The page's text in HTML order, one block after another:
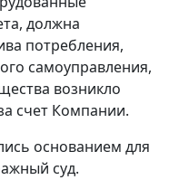
должна
потребления,
самоуправления,
возникло
счет Компании.
основанием для
суд.